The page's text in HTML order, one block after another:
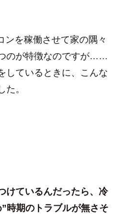
ンを稼働させて家の隅々
のが特徴なのですが……
しているときに、こんな
た。
けているんだったら、冷
時期のトラブルが無さそ